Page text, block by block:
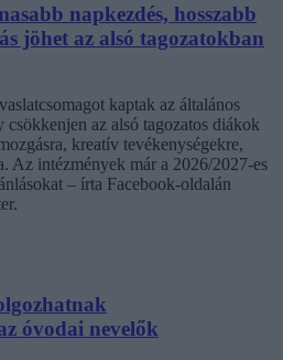
napkezdés, hosszabb
jöhet az alsó tagozatokban
kaptak az általános
az alsó tagozatos diákok
kreatív tevékenységekre,
Az intézmények már a 2026/2027-es
– írta Facebook-oldalán
óvodai nevelők